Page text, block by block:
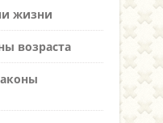
жизни
возраста